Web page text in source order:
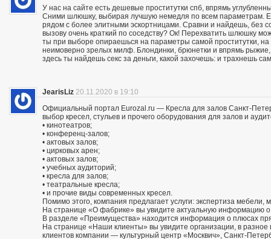
У нас на сайте есть дешевые проститутки спб, впрямь
Сними шлюшку, выбирая лучшую немедля по всем параметрам.
рядом с более элитными эскортницами. Сравни и найдешь, без
вызову очень краткий по соседству? Ок! Перехватить шлюшку
ты при выборе опираешься на параметры самой проститутки,
неимоверно зрелых милф. Блондинки, брюнетки и впрямь
здесь ты найдешь секс за деньги, какой захочешь: и трахнешь
JearisLiz 20.11.2020 в 19:10
Официальный портал Eurozal.ru — Кресла для залов Санкт-
выбор кресел, стульев и прочего оборудования для залов и
• кинотеатров;
• конференц-залов;
• актовых залов;
• цирковых арен;
• актовых залов;
• учебных аудиторий;
• кресла для залов;
• театральные кресла;
• и прочие виды современных кресел.
Помимо этого, компания предлагает услуги: экспертиза
На странице «О фабрике» вы увидите актуальную информацию
В разделе «Преимущества» находится информация о плюсах
На странице «Наши клиенты» вы увидите организации, в
клиентов компании — культурный центр «Москвич», Санкт-